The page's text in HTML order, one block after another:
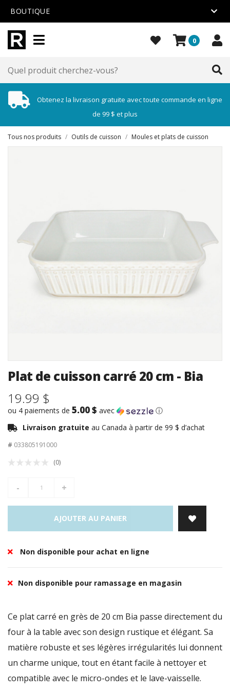
BOUTIQUE
0
Obtenez la livraison gratuite avec toute commande en ligne
de 99 $ et plus
Tous nos produits / Outils de cuisson / Moules et plats de cuisson
Plat de cuisson carré 20 cm - Bia
19.99 $
ou 4 paiements de 5.00 $ avec
ⓘ
Livraison gratuite au Canada à partir de 99 $ d’achat
# 033805191000
(0)
- +
AJOUTER AU PANIER
Non disponible pour achat en ligne
Non disponible pour ramassage en magasin
Ce plat carré en grès de 20 cm Bia passe directement du
four à la table avec son design rustique et élégant. Sa
matière robuste et ses légères irrégularités lui donnent
un charme unique, tout en étant facile à nettoyer et
compatible avec le micro-ondes et le lave-vaisselle.